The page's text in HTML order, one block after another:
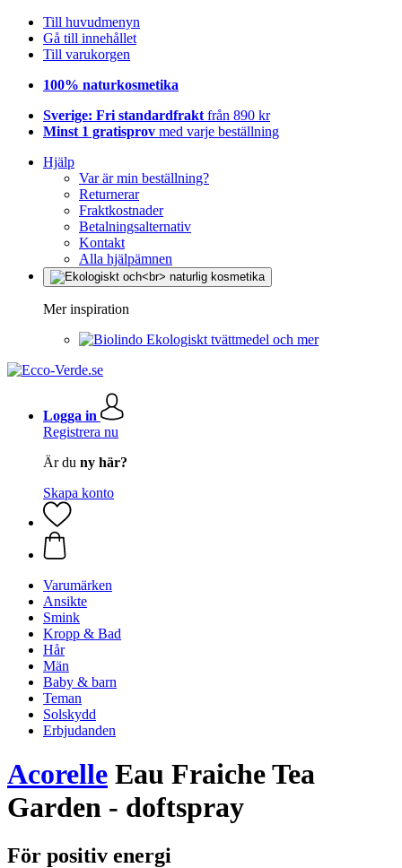
Till huvudmenyn
Gå till innehållet
Till varukorgen
100% naturkosmetika
Sverige: Fri standardfrakt från 890 kr
Minst 1 gratisprov med varje beställning
Hjälp
Var är min beställning?
Returnerar
Fraktkostnader
Betalningsalternativ
Kontakt
Alla hjälpämnen
Mer inspiration
Ekologiskt tvättmedel och mer
Logga in
Registrera nu
Är du ny här?
Skapa konto
Varumärken
Ansikte
Smink
Kropp & Bad
Hår
Män
Baby & barn
Teman
Solskydd
Erbjudanden
Acorelle Eau Fraiche Tea
Garden - doftspray
För positiv energi